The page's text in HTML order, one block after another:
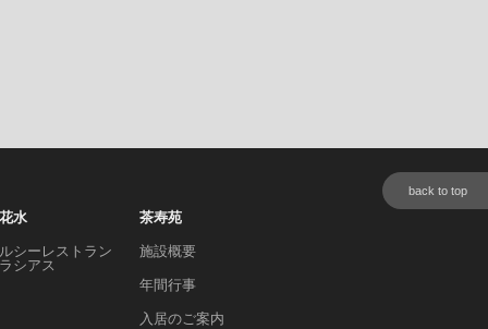
back to top
水
シーレストラン
シアス
茶寿苑
施設概要
年間行事
入居のご案内